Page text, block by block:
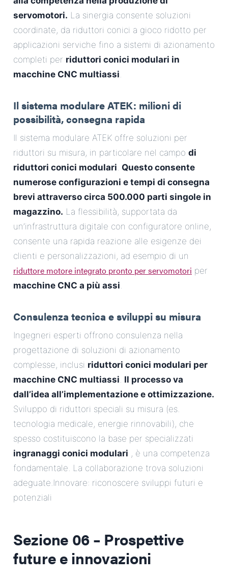
servomotori. La sinergia consente soluzioni
coordinate, da riduttori conici a gioco ridotto per
applicazioni serviche fino a sistemi di azionamento
completi per riduttori conici modulari in
macchine CNC multiassi.
Il sistema modulare ATEK: milioni di
possibilità, consegna rapida
Il sistema modulare ATEK offre soluzioni per
riduttori su misura, in particolare nel campo di
riduttori conici modulari. Questo consente
numerose configurazioni e tempi di consegna
brevi attraverso circa 500.000 parti singole in
magazzino. La flessibilità, supportata da
un’infrastruttura digitale con configuratore online,
consente una rapida reazione alle esigenze dei
clienti e personalizzazioni, ad esempio di un
riduttore motore integrato pronto per servomotori per
macchine CNC a più assi.
Consulenza tecnica e sviluppi su misura
Ingegneri esperti offrono consulenza nella
progettazione di soluzioni di azionamento
complesse, inclusi riduttori conici modulari per
macchine CNC multiassi. Il processo va
dall’idea all’implementazione e ottimizzazione.
Sviluppo di riduttori speciali su misura (es.
tecnologia medicale, energie rinnovabili), che
spesso costituiscono la base per specializzati
ingranaggi conici modulari , è una competenza
fondamentale. La collaborazione trova soluzioni
adeguate.Innovare: riconoscere sviluppi futuri e
potenziali
Sezione 06 – Prospettive
future e innovazioni